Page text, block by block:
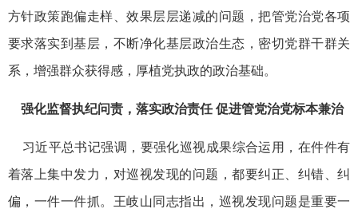
方针政策跑偏走样、效果层层递减的问题，把管党治党各项
要求落实到基层，不断净化基层政治生态，密切党群干群关
系，增强群众获得感，厚植党执政的政治基础。
强化监督执纪问责，落实政治责任 促进管党治党标本兼治
习近平总书记强调，要强化巡视成果综合运用，在件件有
着落上集中发力，对巡视发现的问题，都要纠正、纠错、纠
偏，一件一件抓。王岐山同志指出，巡视发现问题是重要一